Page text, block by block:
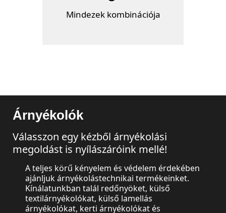
Mindezek kombinációja
Árnyékolók
Válasszon egy kézből árnyékolási
megoldást is nyílászáróink mellé!
A teljes körű kényelem és védelem érdekében
ajánljuk árnyékolástechnikai termékeinket.
Kínálatunkban talál redőnyöket, külső
textilárnyékolókat, külső lamellás
árnyékolókat, kerti árnyékolókat és